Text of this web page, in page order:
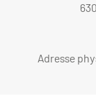
Adresse